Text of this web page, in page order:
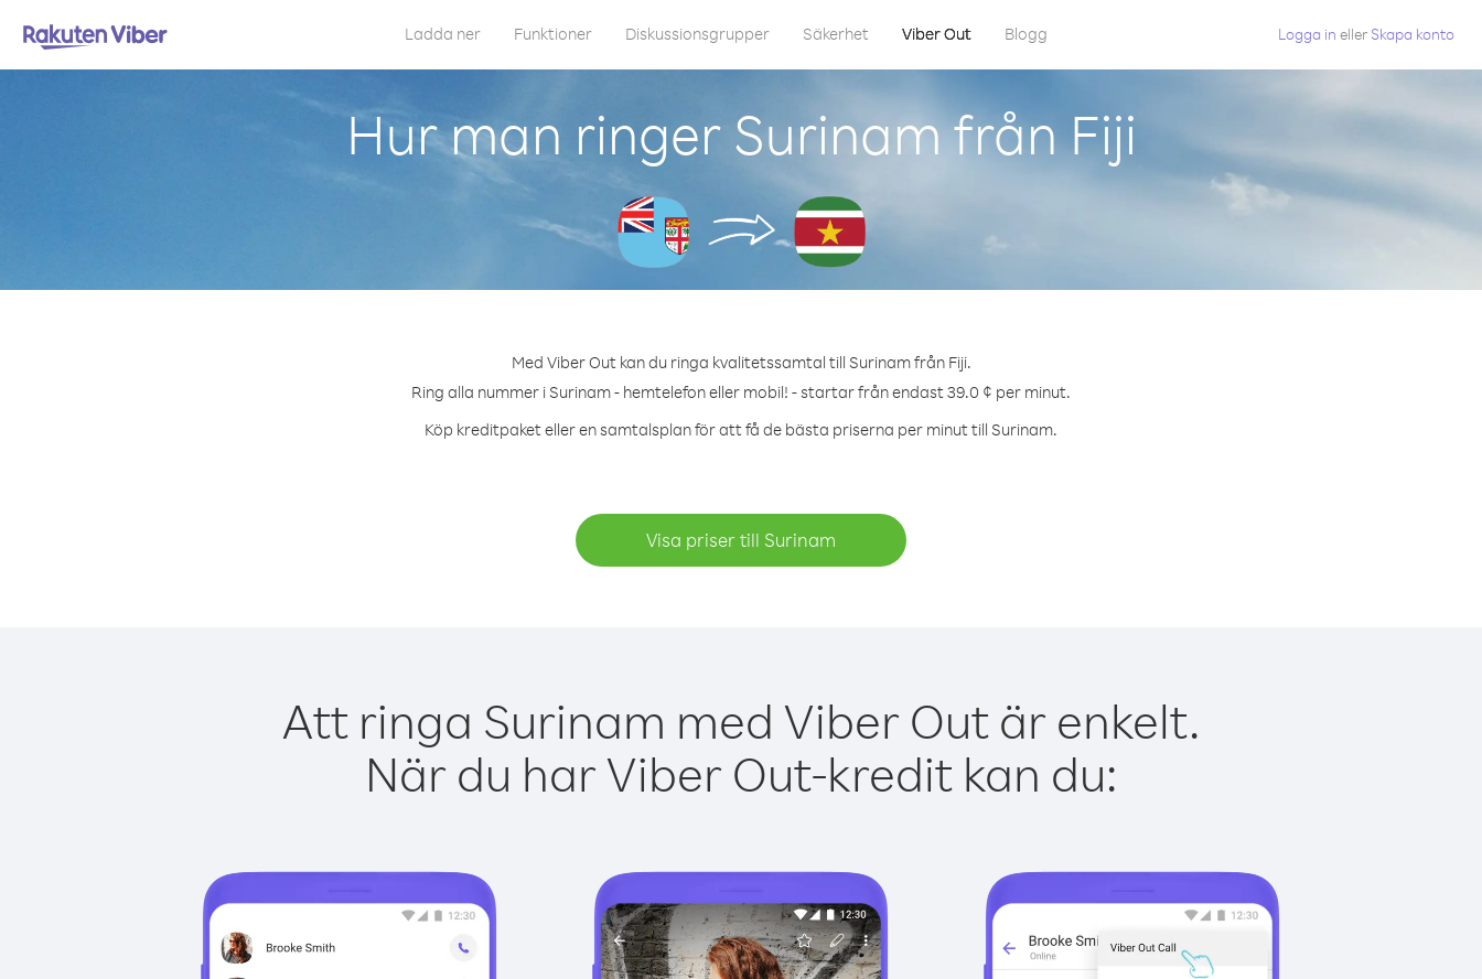
Ladda ner Funktioner Diskussionsgrupper Säkerhet Viber Out Blogg Logga in eller Skapa konto
Hur man ringer Surinam från Fiji
Med Viber Out kan du ringa kvalitetssamtal till Surinam från Fiji.
Ring alla nummer i Surinam - hemtelefon eller mobil! - startar från endast 39.0 ¢ per minut.
Köp kreditpaket eller en samtalsplan för att få de bästa priserna per minut till Surinam.
Visa priser till Surinam
Att ringa Surinam med Viber Out är enkelt.
När du har Viber Out-kredit kan du: